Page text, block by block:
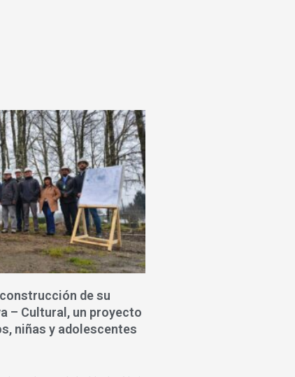
de su
– Cultural, un proyecto
niñas y adolescentes